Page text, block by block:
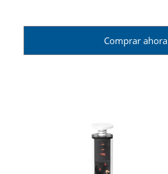
Comprar ahora